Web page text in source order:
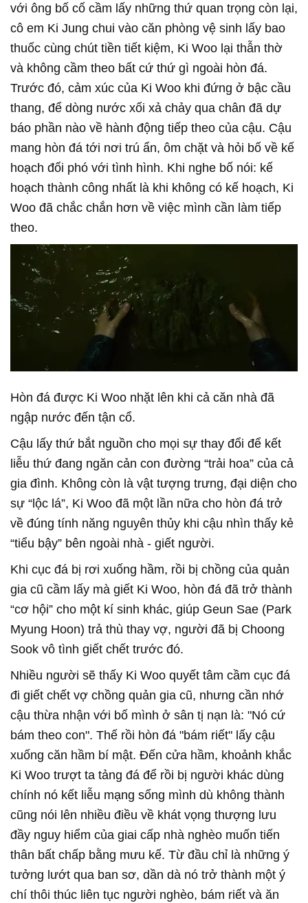
với ông bố cố cầm lấy những thứ quan trọng còn lại,
cô em Ki Jung chui vào căn phòng vệ sinh lấy bao
thuốc cùng chút tiền tiết kiệm, Ki Woo lại thẫn thờ
và không cầm theo bất cứ thứ gì ngoài hòn đá.
Trước đó, cảm xúc của Ki Woo khi đứng ở bậc cầu
thang, để dòng nước xối xả chảy qua chân đã dự
báo phần nào về hành động tiếp theo của cậu. Cậu
mang hòn đá tới nơi trú ẩn, ôm chặt và hỏi bố về kế
hoạch đối phó với tình hình. Khi nghe bố nói: kế
hoạch thành công nhất là khi không có kế hoạch, Ki
Woo đã chắc chắn hơn về việc mình cần làm tiếp
theo.
Hòn đá được Ki Woo nhặt lên khi cả căn nhà đã
ngập nước đến tận cổ.
Cậu lấy thứ bắt nguồn cho mọi sự thay đổi để kết
liễu thứ đang ngăn cản con đường “trải hoa” của cả
gia đình. Không còn là vật tượng trưng, đại diện cho
sự “lộc lá”, Ki Woo đã một lần nữa cho hòn đá trở
về đúng tính năng nguyên thủy khi cậu nhìn thấy kẻ
“tiểu bậy” bên ngoài nhà - giết người.
Khi cục đá bị rơi xuống hầm, rồi bị chồng của quản
gia cũ cầm lấy mà giết Ki Woo, hòn đá đã trở thành
“cơ hội” cho một kí sinh khác, giúp Geun Sae (Park
Myung Hoon) trả thù thay vợ, người đã bị Choong
Sook vô tình giết chết trước đó.
Nhiều người sẽ thấy Ki Woo quyết tâm cầm cục đá
đi giết chết vợ chồng quản gia cũ, nhưng cần nhớ
cậu thừa nhận với bố mình ở sân tị nạn là: "Nó cứ
bám theo con". Thế rồi hòn đá "bám riết" lấy cậu
xuống căn hầm bí mật. Đến cửa hầm, khoảnh khắc
Ki Woo trượt ta tảng đá để rồi bị người khác dùng
chính nó kết liễu mạng sống mình dù không thành
cũng nói lên nhiều điều về khát vọng thượng lưu
đầy nguy hiểm của giai cấp nhà nghèo muốn tiến
thân bất chấp bằng mưu kế. Từ đầu chỉ là những ý
tưởng lướt qua ban sơ, dần dà nó trở thành một ý
chí thôi thúc liên tục người nghèo, bám riết và ăn